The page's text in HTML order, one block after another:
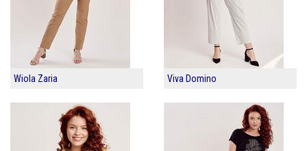
Wiola Zaria Viva Domino